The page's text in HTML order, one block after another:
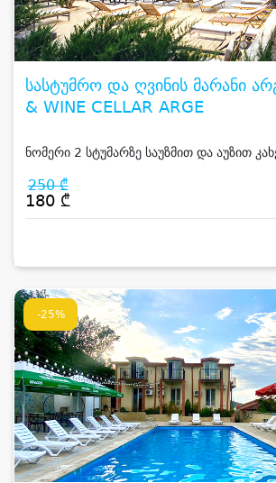
სასტუმრო და ღვინის მარანი
& WINE CELLAR ARGE
ნომერი 2 სტუმარზე საუზმით და აუზით
250 ₾
180 ₾
-25%